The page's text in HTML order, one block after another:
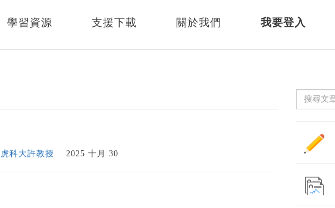
學習資源 支援下載 關於我們 我要登入
虎科大許教授 2025 十月 30